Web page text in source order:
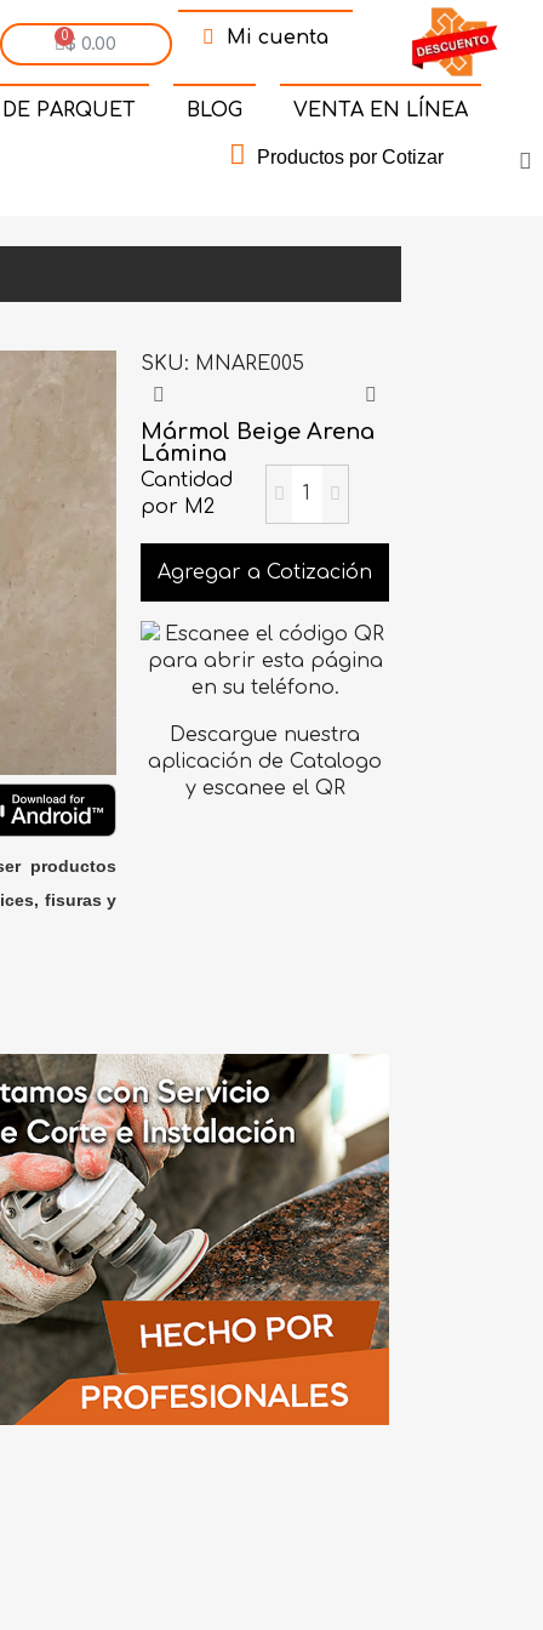
$ 0.00 Mi cuenta
PARQUET BLOG VENTA EN LÍNEA
Productos por Cotizar
productos
fisuras y
SKU MNARE005
Mármol Beige Arena
Lámina
Cantidad
por M2
Agregar a Cotización
Descargue nuestra
aplicación de Catalogo
y escanee el QR